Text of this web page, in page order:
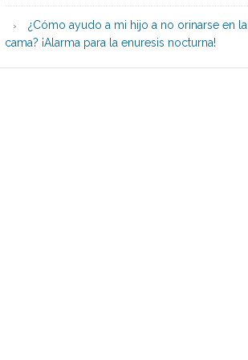
¿Cómo ayudo a mi hijo a no orinarse en la
cama? ¡Alarma para la enuresis nocturna!